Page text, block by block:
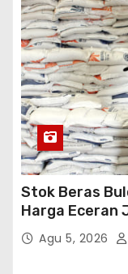
Stok Beras
Harga Eceran
TurutAgu 5, 2026